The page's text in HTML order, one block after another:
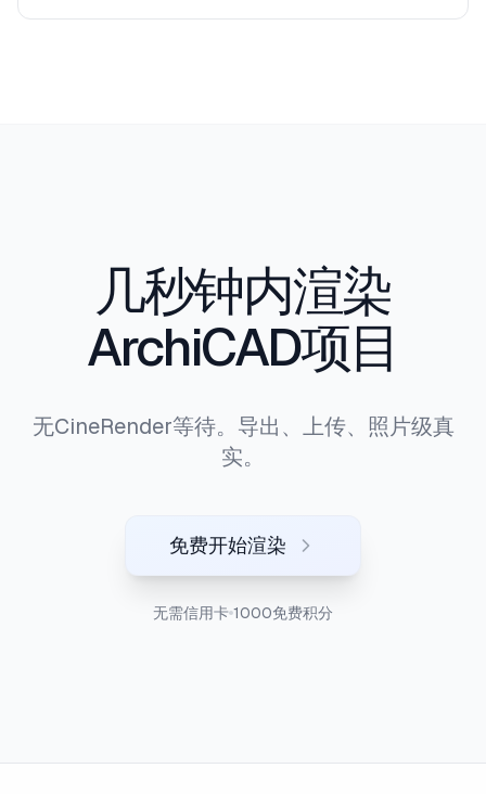
几秒钟内渲染
ArchiCAD项目
无CineRender等待。导出、上传、照片级真
实。
免费开始渲染
无需信用卡 1000免费积分